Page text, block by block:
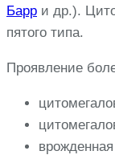
Барр и др.).
пятого типа.
Проявление